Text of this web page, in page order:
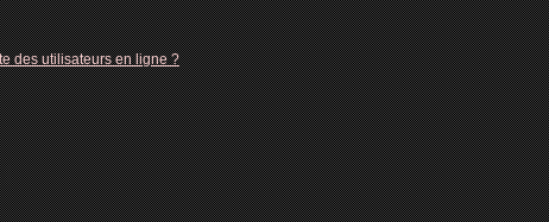
des utilisateurs en ligne ?